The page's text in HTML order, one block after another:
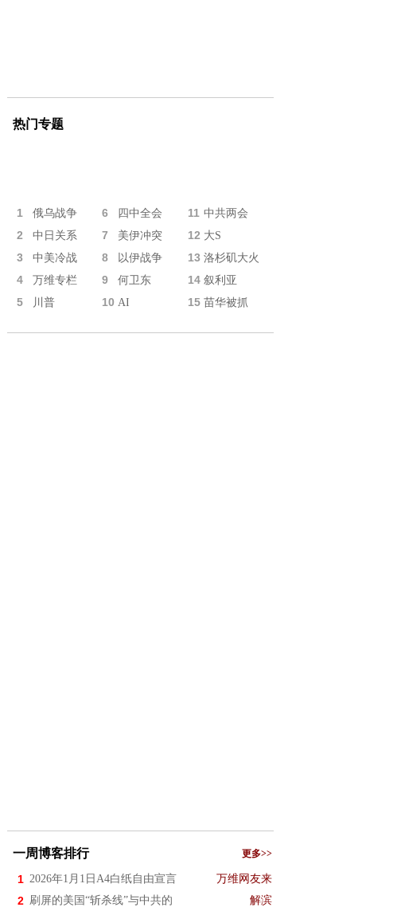
热门专题
1 俄乌战争 6 四中全会 11 中共两会
2 中日关系 7 美伊冲突 12 大S
3 中美冷战 8 以伊战争 13 洛杉矶大火
4 万维专栏 9 何卫东 14 叙利亚
5 川普 10 AI 15 苗华被抓
一周博客排行 更多>>
1 2026年1月1日A4白纸自由宣言 万维网友来
2 刷屏的美国“斩杀线”与中共的 解滨